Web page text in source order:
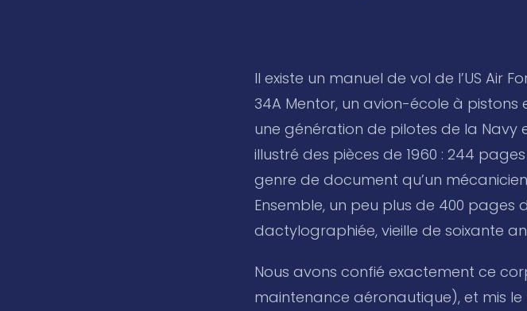
Il existe un manuel de vol de l’US Air
34A Mentor, un avion-école à
une génération de pilotes de la Navy
illustré des pièces de 1960 : 244
genre de document qu’un
Ensemble, un peu plus de 400 pages
dactylographiée, vieille de soixante
Nous avons confié exactement ce
maintenance aéronautique), et mis